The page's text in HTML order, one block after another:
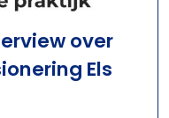
over
Els